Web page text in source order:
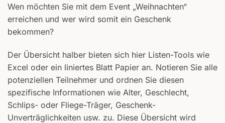
Wen möchten Sie mit dem Event „Weihnachten“
erreichen und wer wird somit ein Geschenk
bekommen?
Der Übersicht halber bieten sich hier Listen-Tools wie
Excel oder ein liniertes Blatt Papier an. Notieren Sie alle
potenziellen Teilnehmer und ordnen Sie diesen
spezifische Informationen wie Alter, Geschlecht,
Schlips- oder Fliege-Träger, Geschenk-
Unverträglichkeiten usw. zu. Diese Übersicht wird